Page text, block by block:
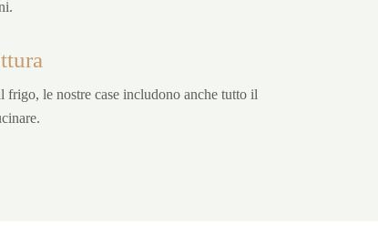
frigo, le nostre case includono anche tutto il